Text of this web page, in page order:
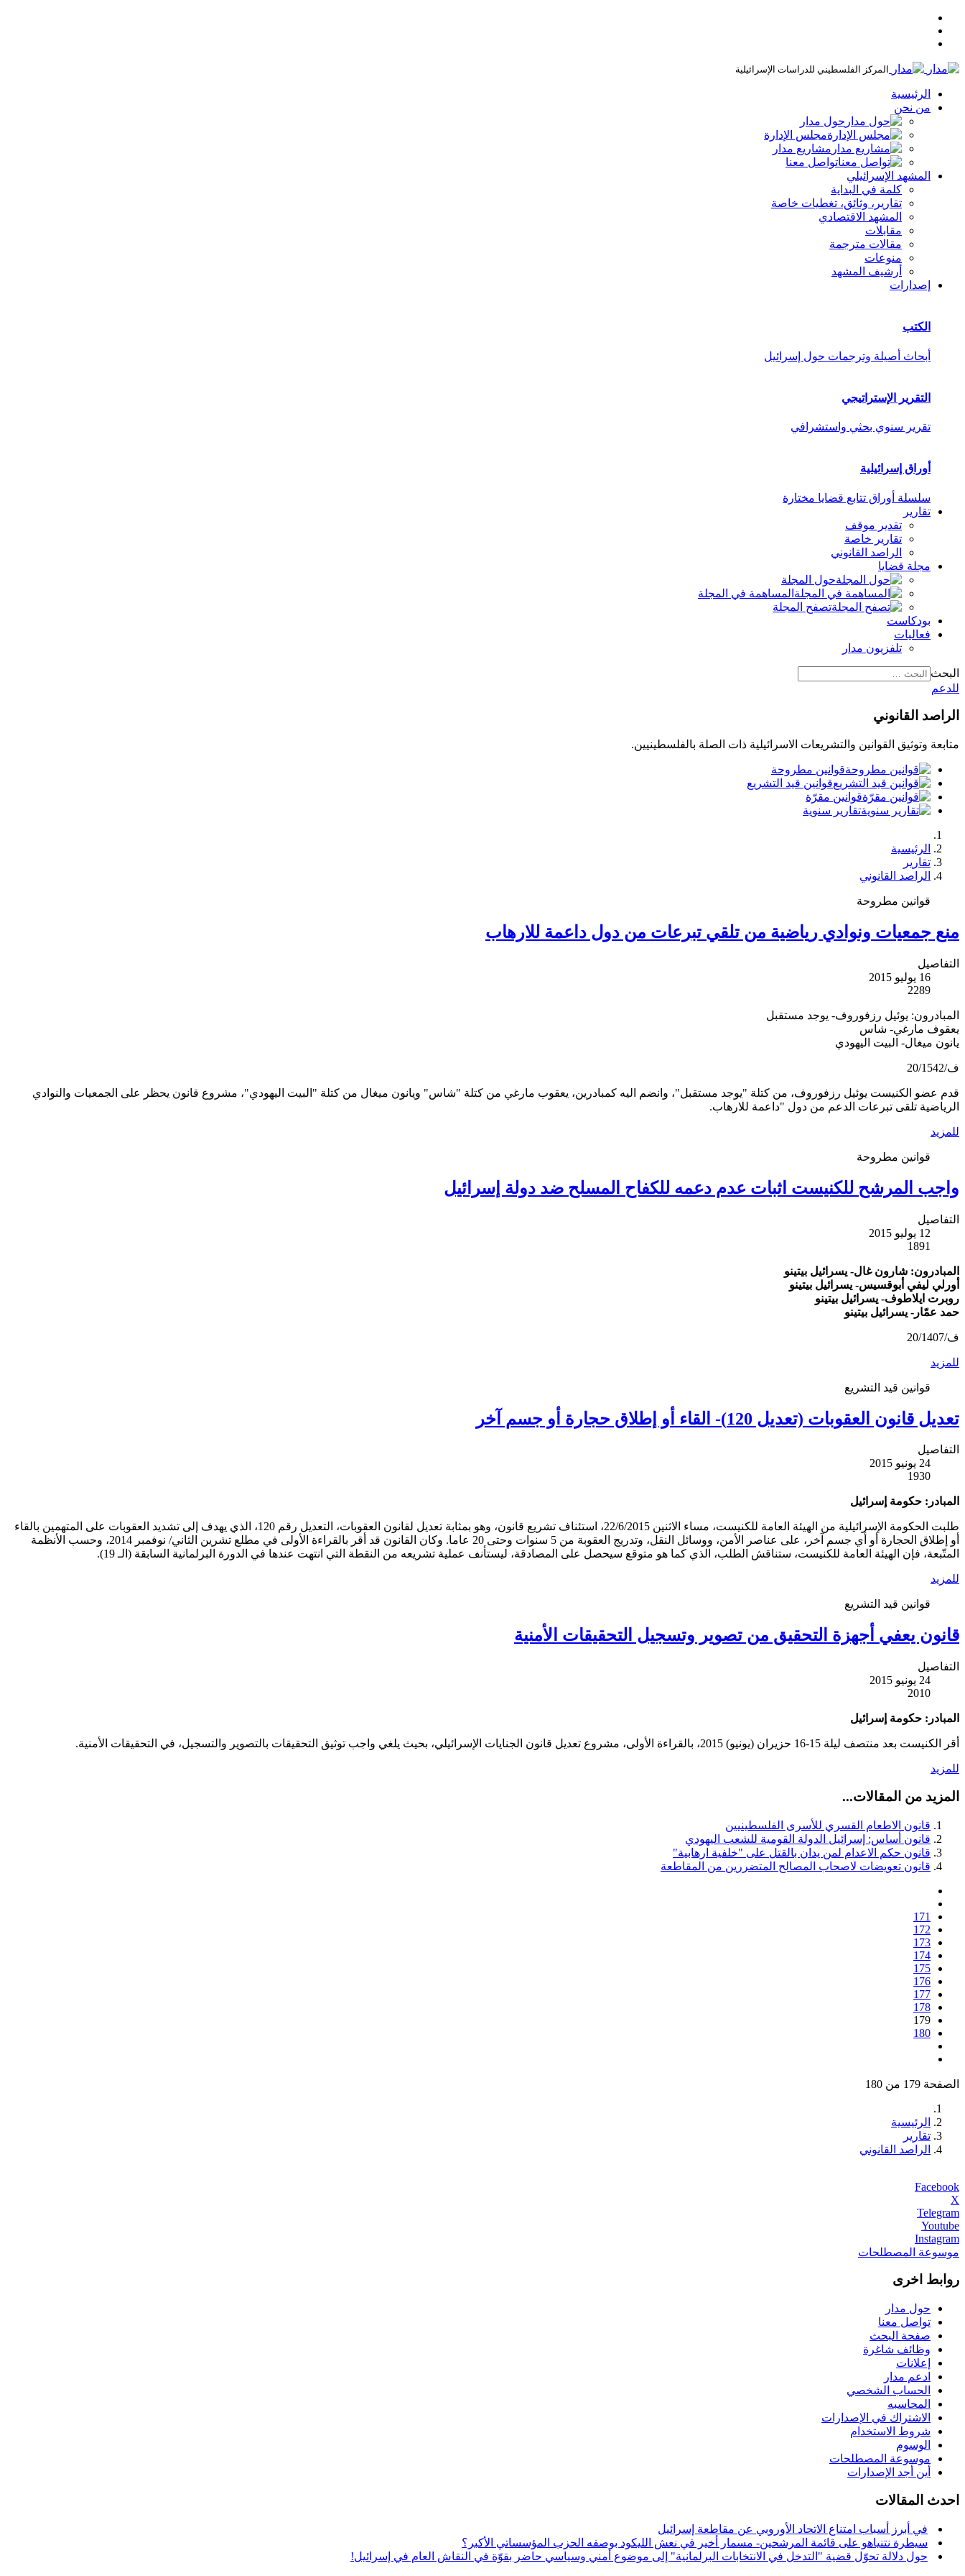
المركز الفلسطيني للدراسات الإسرائيلية
الرئيسية
من نحن
حول مدار
مجلس الإدارة
مشاريع مدار
تواصل معنا
المشهد الإسرائيلي
كلمة في البداية
تقارير، وثائق، تغطيات خاصة
المشهد الاقتصادي
مقابلات
مقالات مترجمة
منوعات
أرشيف المشهد
إصدارات
الكتب
أبحاث أصيلة وترجمات حول إسرائيل
التقرير الإستراتيجي
تقرير سنوي بحثي واستشرافي
أوراق إسرائيلية
سلسلة أوراق تتابع قضايا مختارة
تقارير
تقدير موقف
تقارير خاصة
الراصد القانوني
مجلة قضايا
حول المجلة
المساهمة في المجلة
تصفح المجلة
بودكاست
فعاليات
تلفزيون مدار
البحث
للدعم
الراصد القانوني
متابعة وتوثيق القوانين والتشريعات الاسرائيلية ذات الصلة بالفلسطينيين.
قوانين مطروحة
قوانين قيد التشريع
قوانين مقرّة
تقارير سنوية
الرئيسية
تقارير
الراصد القانوني
قوانين مطروحة
منع جمعيات ونوادي رياضية من تلقي تبرعات من دول داعمة للارهاب
التفاصيل
16 يوليو 2015
2289
المبادرون: يوئيل رزفوروف- يوجد مستقبل
يعقوف مارغي- شاس
يانون ميغال- البيت اليهودي
ف/20/1542
قدم عضو الكنيست يوئيل رزفوروف، من كتلة "يوجد مستقبل"، وانضم اليه كمبادرين، يعقوب مارغي من كتلة "شاس" ويانون ميغال من كتلة "البيت اليهودي"، مشروع قانون يحظر على الجمعيات والنوادي
الرياضية تلقى تبرعات الدعم من دول "داعمة للارهاب.
للمزيد
قوانين مطروحة
واجب المرشح للكنيست اثبات عدم دعمه للكفاح المسلح ضد دولة إسرائيل
التفاصيل
12 يوليو 2015
1891
المبادرون: شارون غال- يسرائيل بيتينو
أورلي ليفي أبوقسيس- يسرائيل بيتينو
روبرت ايلاطوف- يسرائيل بيتينو
حمد عمّار- يسرائيل بيتينو
ف/20/1407
للمزيد
قوانين قيد التشريع
تعديل قانون العقوبات (تعديل 120)- القاء أو إطلاق حجارة أو جسم آخر
التفاصيل
24 يونيو 2015
1930
المبادر: حكومة إسرائيل
طلبت الحكومة الإسرائيلية من الهيئة العامة للكنيست، مساء الاثنين 22/6/2015، استئناف تشريع قانون، وهو بمثابة تعديل لقانون العقوبات، التعديل رقم 120، الذي يهدف إلى تشديد العقوبات على المتهمين بالقاء
أو إطلاق الحجارة أو أي جسم آخر، على عناصر الأمن، ووسائل النقل، وتدريج العقوبة من 5 سنوات وحتى 20 عاما. وكان القانون قد أقر بالقراءة الأولى في مطلع تشرين الثاني/ نوفمبر 2014، وحسب الأنظمة
المتّبعة، فإن الهيئة العامة للكنيست، ستناقش الطلب، الذي كما هو متوقع سيحصل على المصادقة، ليستأنف عملية تشريعه من النقطة التي انتهت عندها في الدورة البرلمانية السابقة (الـ 19).
للمزيد
قوانين قيد التشريع
قانون يعفي أجهزة التحقيق من تصوير وتسجيل التحقيقات الأمنية
التفاصيل
24 يونيو 2015
2010
المبادر: حكومة إسرائيل
أقر الكنيست بعد منتصف ليلة 15-16 حزيران (يونيو) 2015، بالقراءة الأولى، مشروع تعديل قانون الجنايات الإسرائيلي، بحيث يلغي واجب توثيق التحقيقات بالتصوير والتسجيل، في التحقيقات الأمنية.
للمزيد
المزيد من المقالات...
قانون الاطعام القسري للأسرى الفلسطينيين
قانون أساس: إسرائيل الدولة القومية للشعب اليهودي
قانون حكم الاعدام لمن يدان بالقتل على "خلفية ارهابية"
قانون تعويضات لاصحاب المصالح المتضررين من المقاطعة
171
172
173
174
175
176
177
178
179
180
الصفحة 179 من 180
الرئيسية
تقارير
الراصد القانوني
Facebook
X
Telegram
Youtube
Instagram
موسوعة المصطلحات
روابط اخرى
حول مدار
تواصل معنا
صفحة البحث
وظائف شاغرة
إعلانات
ادعم مدار
الحساب الشخصي
المحاسبه
الاشتراك في الإصدارات
شروط الاستخدام
الوسوم
موسوعة المصطلحات
أين أجد الإصدارات
احدث المقالات
في أبرز أسباب امتناع الاتحاد الأوروبي عن مقاطعة إسرائيل
سيطرة نتنياهو على قائمة المرشحين- مسمار أخير في نعش الليكود بوصفه الحزب المؤسساتي الأكبر؟
حول دلالة تحوّل قضية "التدخل في الانتخابات البرلمانية" إلى موضوع أمني وسياسي حاضر بقوّة في النقاش العام في إسرائيل!